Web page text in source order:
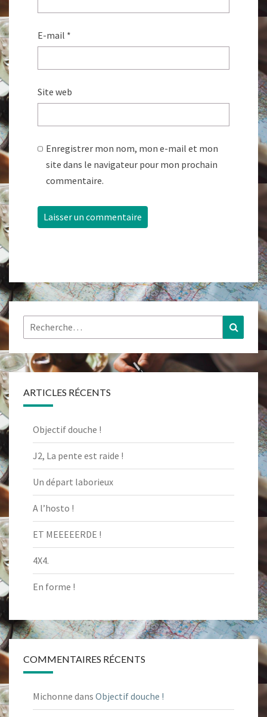
E-mail *
Site web
Enregistrer mon nom, mon e-mail et mon
site dans le navigateur pour mon prochain
commentaire.
Rechercher :
ARTICLES RÉCENTS
Objectif douche !
J2, La pente est raide !
Un départ laborieux
A l’hosto !
ET MEEEEERDE !
4X4.
En forme !
COMMENTAIRES RÉCENTS
Michonne dans Objectif douche !